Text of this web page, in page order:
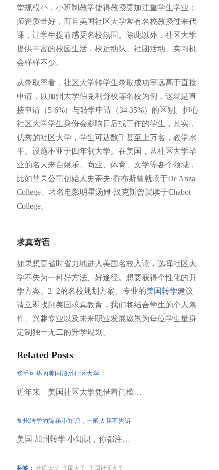
堂规模小，小班制教学使得教授更加注重学生学业；
师资质量好，而且美国社区大学常有名校教授过来代
课，让学生提前感受名校氛围。除此以外，社区大学
提供丰富的校园生活，校运动队、社团活动、实习机
会样样不少。
从录取率看，社区大学转学生录取成功率远高于直接
申请，以加州大学伯克利分校等名校为例，这就是直
接申请（5-6%）与转学申请（34-35%）的区别。担心
社区大学学生身份会影响日后找工作的学生，其实，
优秀的社区大学，学生可达数千甚至上万名，教学水
平、设施不亚于四年制大学。在美国，从社区大学毕
业的名人来自娱乐、商业、体育、文学等各个领域，
比如苹果公司创始人史蒂夫·乔布斯曾就读于De Anza
College、著名电影明星汤姆·汉克斯曾就读于Chabot
College。
求真寄语
如果想更省时省力地进入美国名校入读，选择社区大
学不失为一种好方法、好途径。想要获得个性化的升
学方案、2+2的名校规划方案、专业的美国转学建议，
请立即找到美国求真教育，我们将结合学生的个人条
件、兴趣专业以及未来职业发展愿景为每位学生量身
定制独一无二的升学规划。
Related Posts
炙手可热的美国加州社区大学
近年来，美国社区大学凭借着门槛…
加州转学的隐秘小知识，一般人我不告诉
美国 加州转学 小知识，你都注…
标签： 社区大学, 美国大学, 美国社区大学